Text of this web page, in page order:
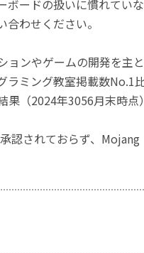
ードの扱いに慣れてい
わせください。
ンやゲームの開発を主
ミング教室掲載数No.1
（2024年3056月末時点）
認されておらず、